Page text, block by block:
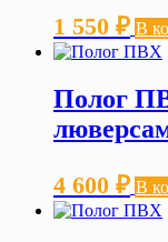
1 550 ₽ В
Полог
4 600 ₽ В